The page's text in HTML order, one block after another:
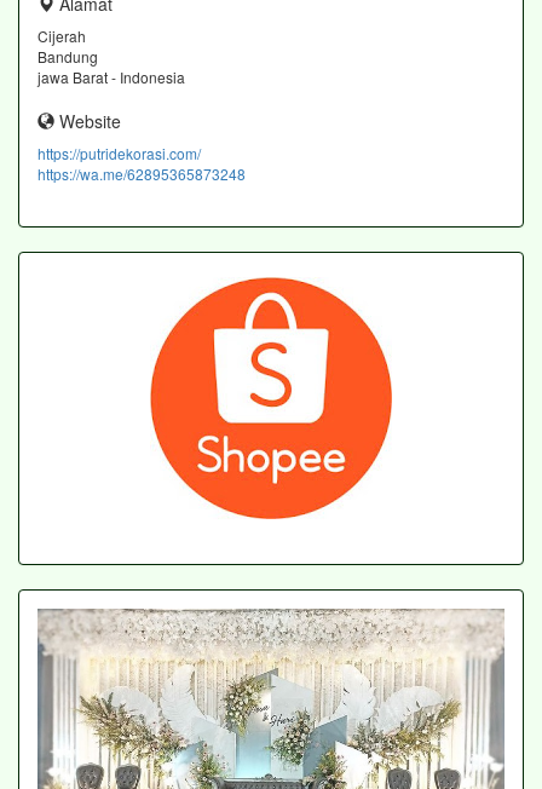
Cijerah
Bandung
jawa Barat - Indonesia
Website
https://putridekorasi.com/
https://wa.me/62895365873248